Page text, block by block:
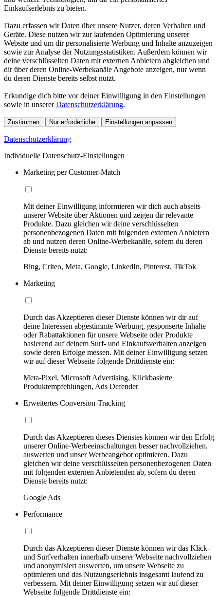
Einkaufserlebnis zu bieten.
Dazu erfassen wir Daten über unsere Nutzer, deren Verhalten und
Geräte. Diese nutzen wir zur laufenden Optimierung unserer
Website und um dir personalisierte Werbung und Inhalte anzuzeigen
sowie zur Analyse der Nutzungsstatistiken. Außerdem können wir
deine verschlüsselten Daten mit externen Anbietern abgleichen und
dir über deren Online-Werbekanäle Angebote anzeigen, nur wenn
du deren Dienste bereits selbst nutzt.
Erkundige dich bitte vor deiner Einwilligung in den Einstellungen
sowie in unsererDatenschutzerklärung.
Zustimmen Nur erforderliche Einstellungen anpassen
Datenschutzerklärung
Individuelle Datenschutz-Einstellungen
Marketing per Customer-Match
Mit deiner Einwilligung informieren wir dich auch abseits
unserer Website über Aktionen und zeigen dir relevante
Produkte. Dazu gleichen wir deine verschlüsselten
personenbezogenen Daten mit folgenden externen Anbietern
ab und nutzen deren Online-Werbekanäle, sofern du deren
Dienste bereits nutzt:
Bing, Criteo, Meta, Google, LinkedIn, Pinterest, TikTok
Marketing
Durch das Akzeptieren dieser Dienste können wir dir auf
deine Interessen abgestimmte Werbung, gesponserte Inhalte
oder Rabattaktionen für unsere Webseite oder Produkte
basierend auf deinem Surf- und Einkaufsverhalten anzeigen
sowie deren Erfolge messen. Mit deiner Einwilligung setzen
wir auf dieser Webseite folgende Drittdienste ein:
Meta-Pixel, Microsoft Advertising, Klickbasierte
Produktempfehlungen, Ads Defender
Erweitertes Conversion-Tracking
Durch das Akzeptieren dieses Dienstes können wir den Erfolg
unserer Online-Werbeeinschaltungen besser nachvollziehen,
auswerten und unser Werbeangebot optimieren. Dazu
gleichen wir deine verschlüsselten personenbezogenen Daten
mit folgenden externen Anbietenden ab, sofern du deren
Dienste bereits nutzt:
Google Ads
Performance
Durch das Akzeptieren dieser Dienste können wir das Klick-
und Surfverhalten innerhalb unserer Webseite nachvollziehen
und anonymisiert auswerten, um unsere Webseite zu
optimieren und das Nutzungserlebnis insgesamt laufend zu
verbessern. Mit deiner Einwilligung setzen wir auf dieser
Webseite folgende Drittdienste ein: